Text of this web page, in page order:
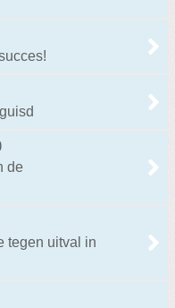
de
tegen uitval in